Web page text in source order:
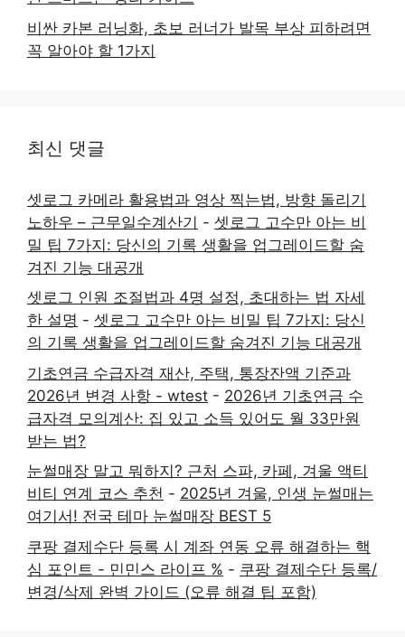
비싼 카본 러닝화, 초보 러너가 발목 부상 피하려면
꼭 알아야 할 1가지
최신 댓글
셋로그 카메라 활용법과 영상 찍는법, 방향 돌리기
노하우 – 근무일수계산기 - 셋로그 고수만 아는 비
밀 팁 7가지: 당신의 기록 생활을 업그레이드할 숨
겨진 기능 대공개
셋로그 인원 조절법과 4명 설정, 초대하는 법 자세
한 설명 - 셋로그 고수만 아는 비밀 팁 7가지: 당신
의 기록 생활을 업그레이드할 숨겨진 기능 대공개
기초연금 수급자격 재산, 주택, 통장잔액 기준과
2026년 변경 사항 - wtest - 2026년 기초연금 수
급자격 모의계산: 집 있고 소득 있어도 월 33만원
받는 법?
눈썰매장 말고 뭐하지? 근처 스파, 카페, 겨울 액티
비티 연계 코스 추천 - 2025년 겨울, 인생 눈썰매는
여기서! 전국 테마 눈썰매장 BEST 5
쿠팡 결제수단 등록 시 계좌 연동 오류 해결하는 핵
심 포인트 - 민민스 라이프 % - 쿠팡 결제수단 등록/
변경/삭제 완벽 가이드 (오류 해결 팁 포함)